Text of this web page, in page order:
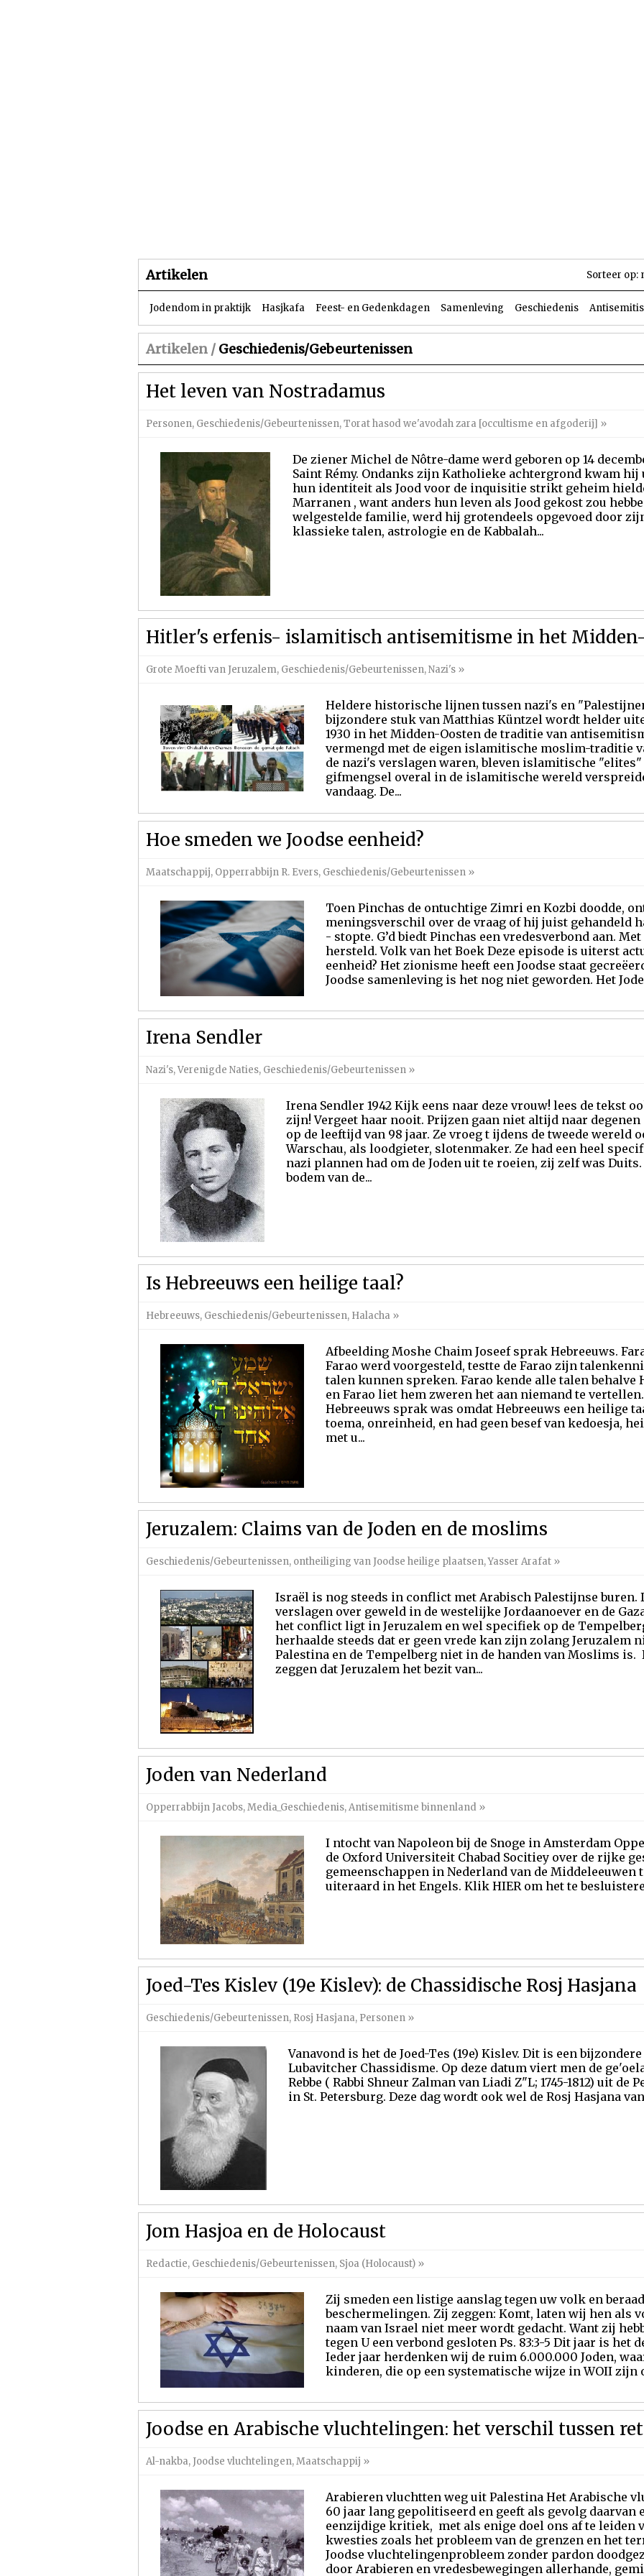
Artikelen Sorteer op:
Jodendom in praktijk Hasjkafa Feest- en Gedenkdagen Samenleving Geschiedenis
Artikelen / Geschiedenis/Gebeurtenissen
Het leven van Nostradamus
Personen, Geschiedenis/Gebeurtenissen,Torat hasod we'avodah zara [occultisme en afgoderij] »
De ziener Michel de Nôtre-dame werd geboren op 14
Saint Rémy. Ondanks zijn Katholieke achtergrond kwam hij
hun identiteit als Jood voor de inquisitie strikt geheim
Marranen , want anders hun leven als Jood gekost zou
welgestelde familie, werd hij grotendeels opgevoed door
klassieke talen, astrologie en de Kabbalah...
Hitler's erfenis- islamitisch antisemitisme in het
Grote Moefti van Jeruzalem, Geschiedenis/Gebeurtenissen,Nazi's »
Heldere historische lijnen tussen nazi's en
bijzondere stuk van Matthias Küntzel wordt helder
1930 in het Midden-Oosten de traditie van
vermengd met de eigen islamitische moslim-traditie
de nazi's verslagen waren, bleven islamitische
gifmengsel overal in de islamitische wereld
vandaag. De...
Hoe smeden we Joodse eenheid?
Maatschappij, Opperrabbijn R. Evers, Geschiedenis/Gebeurtenissen »
Toen Pinchas de ontuchtige Zimri en Kozbi doodde,
meningsverschil over de vraag of hij juist gehandeld
- stopte. G’d biedt Pinchas een vredesverbond aan.
hersteld. Volk van het Boek Deze episode is uiterst
eenheid? Het zionisme heeft een Joodse staat
Joodse samenleving is het nog niet geworden. Het
Irena Sendler
Nazi's,Verenigde Naties, Geschiedenis/Gebeurtenissen »
Irena Sendler 1942 Kijk eens naar deze vrouw! lees de tekst
zijn! Vergeet haar nooit. Prijzen gaan niet altijd naar
op de leeftijd van 98 jaar. Ze vroeg t ijdens de tweede wereld
Warschau, als loodgieter, slotenmaker. Ze had een heel
nazi plannen had om de Joden uit te roeien, zij zelf was
bodem van de...
Is Hebreeuws een heilige taal?
Hebreeuws, Geschiedenis/Gebeurtenissen, Halacha »
Afbeelding Moshe Chaim Joseef sprak Hebreeuws.
Farao werd voorgesteld, testte de Farao zijn
talen kunnen spreken. Farao kende alle talen behalve
en Farao liet hem zweren het aan niemand te
Hebreeuws sprak was omdat Hebreeuws een heilige
toema, onreinheid, en had geen besef van kedoesja,
met u...
Jeruzalem: Claims van de Joden en de moslims
Geschiedenis/Gebeurtenissen, ontheiliging van Joodse heilige plaatsen,Yasser Arafat »
Israël is nog steeds in conflict met Arabisch Palestijnse buren.
verslagen over geweld in de westelijke Jordaanoever en de
het conflict ligt in Jeruzalem en wel specifiek op de
herhaalde steeds dat er geen vrede kan zijn zolang Jeruzalem
Palestina en de Tempelberg niet in de handen van Moslims
zeggen dat Jeruzalem het bezit van...
Joden van Nederland
Opperrabbijn Jacobs,Media_Geschiedenis,Antisemitisme binnenland »
I ntocht van Napoleon bij de Snoge in Amsterdam
de Oxford Universiteit Chabad Socitiey over de rijke
gemeenschappen in Nederland van de Middeleeuwen
uiteraard in het Engels. Klik HIER om het te
Joed-Tes Kislev (19e Kislev): de Chassidische Rosj Hasjana
Geschiedenis/Gebeurtenissen, Rosj Hasjana, Personen »
Vanavond is het de Joed-Tes (19e) Kislev. Dit is een
Lubavitcher Chassidisme. Op deze datum viert men de
Rebbe ( Rabbi Shneur Zalman van Liadi Z"L; 1745-1812) uit de
in St. Petersburg. Deze dag wordt ook wel de Rosj Hasjana
Jom Hasjoa en de Holocaust
Redactie, Geschiedenis/Gebeurtenissen, Sjoa (Holocaust) »
Zij smeden een listige aanslag tegen uw volk en
beschermelingen. Zij zeggen: Komt, laten wij hen als
naam van Israel niet meer wordt gedacht. Want zij
tegen U een verbond gesloten Ps. 83:3-5 Dit jaar is het
Ieder jaar herdenken wij de ruim 6.000.000 Joden,
kinderen, die op een systematische wijze in WOII zijn
Joodse en Arabische vluchtelingen: het verschil tussen
Al-nakba, Joodse vluchtelingen,Maatschappij »
Arabieren vluchtten weg uit Palestina Het Arabische
60 jaar lang gepolitiseerd en geeft als gevolg daarvan
eenzijdige kritiek, met als enige doel ons af te leiden
kwesties zoals het probleem van de grenzen en het
Joodse vluchtelingenprobleem zonder pardon
door Arabieren en vredesbewegingen allerhande,